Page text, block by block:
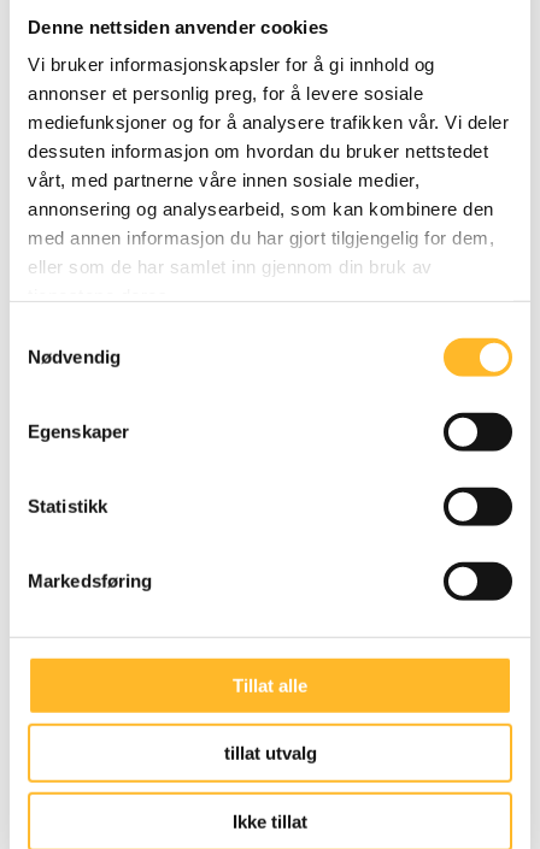
Denne nettsiden anvender cookies
Vi bruker informasjonskapsler for å gi innhold og
annonser et personlig preg, for å levere sosiale
mediefunksjoner og for å analysere trafikken vår. Vi deler
dessuten informasjon om hvordan du bruker nettstedet
vårt, med partnerne våre innen sosiale medier,
annonsering og analysearbeid, som kan kombinere den
med annen informasjon du har gjort tilgjengelig for dem,
eller som de har samlet inn gjennom din bruk av
Nødvendig
Egenskaper
Statistikk
Markedsføring
Tillat alle
tillat utvalg
Ikke tillat
KLP og Kunnskapssenter for lengre arbeidsliv
seniorpolitikk og pensjon høyere opp på
agendaen i kommune- og helse-Norge. Nå ser
de tegn til positiv utvikling i avgangsalder. Et
felles mål om å bidra til god informasjon om